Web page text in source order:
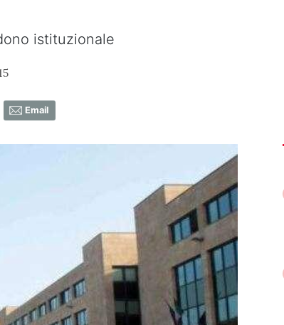
istituzionale
Email